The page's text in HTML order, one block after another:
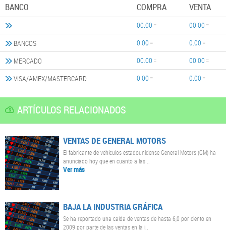
BANCO COMPRA VENTA
00.00
00.00
BANCOS
0.00
0.00
MERCADO
00.00
00.00
VISA/AMEX/MASTERCARD
0.00 0.00
ARTÍCULOS RELACIONADOS
VENTAS DE GENERAL MOTORS
El fabricante de vehículos estadounidense General Motors (GM) ha
anunciado hoy que en cuanto a las ..
Ver más
BAJA LA INDUSTRIA GRÁFICA
Se ha reportado una caída de ventas de hasta 6,0 por ciento en
2009 por parte de las ventas en la i..